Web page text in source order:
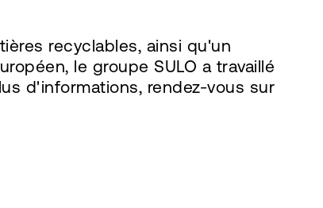
recyclables, ainsi qu'un
le groupe SULO a travaillé
d'informations, rendez-vous sur